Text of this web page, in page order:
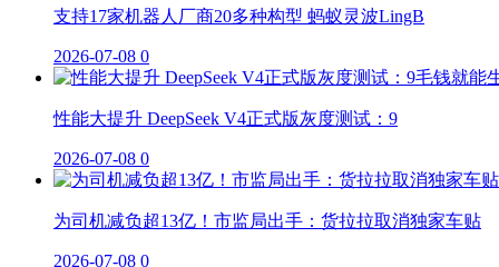
支持17家机器人厂商20多种构型 蚂蚁灵波LingB
2026-07-08 0
性能大提升 DeepSeek V4正式版灰度测试：9
2026-07-08 0
为司机减负超13亿！市监局出手：货拉拉取消独家车贴
2026-07-08 0